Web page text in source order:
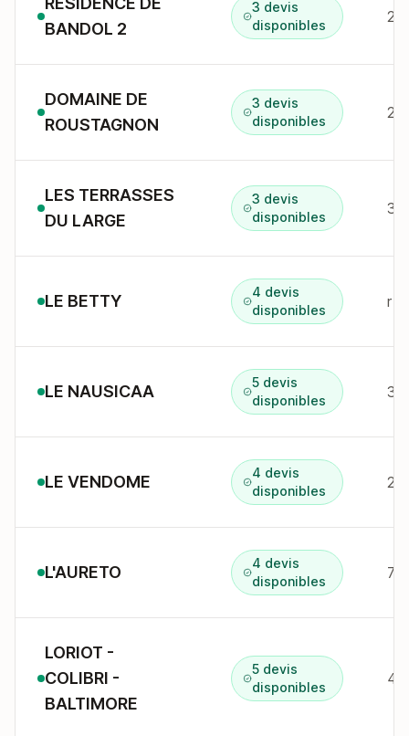
BANDOL 2
3 devis
disponibles
DOMAINE DE
ROUSTAGNON
3 devis
disponibles
LES TERRASSES
DU LARGE
3 devis
disponibles
LE BETTY
4 devis
disponibles
r
LE NAUSICAA
5 devis
disponibles
LE VENDOME
4 devis
disponibles
29
L'AURETO
4 devis
disponibles
LORIOT -
COLIBRI -
BALTIMORE
5 devis
disponibles